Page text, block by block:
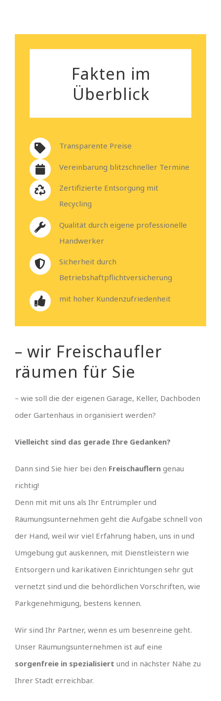
Fakten im
Überblick
Transparente Preise
Vereinbarung blitzschneller Termine
Zertifizierte Entsorgung mit
Recycling
Qualität durch eigene professionelle
Handwerker
Sicherheit durch
Betriebshaftpflichtversicherung
mit hoher Kundenzufriedenheit
– wir Freischaufler
räumen für Sie
– wie soll die der eigenen Garage, Keller, Dachboden
oder Gartenhaus in organisiert werden?
Vielleicht sind das gerade Ihre Gedanken?
Dann sind Sie hier bei den Freischauflern genau
richtig!
Denn mit mit uns als Ihr Entrümpler und
Räumungsunternehmen geht die Aufgabe schnell von
der Hand, weil wir viel Erfahrung haben, uns in und
Umgebung gut auskennen, mit Dienstleistern wie
Entsorgern und karikativen Einrichtungen sehr gut
vernetzt sind und die behördlichen Vorschriften, wie
Parkgenehmigung, bestens kennen.
Wir sind Ihr Partner, wenn es um besenreine geht.
Unser Räumungsunternehmen ist auf eine
sorgenfreie in spezialisiert und in nächster Nähe zu
Ihrer Stadt erreichbar.